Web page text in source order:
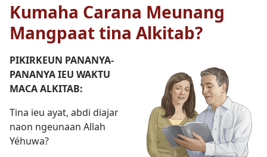
Kumaha Carana Meunang
Mangpaat tina Alkitab?
PIKIRKEUN PANANYA-
PANANYA IEU WAKTU
MACA ALKITAB:
Tina ieu ayat, abdi diajar
naon ngeunaan Allah
Yéhuwa?